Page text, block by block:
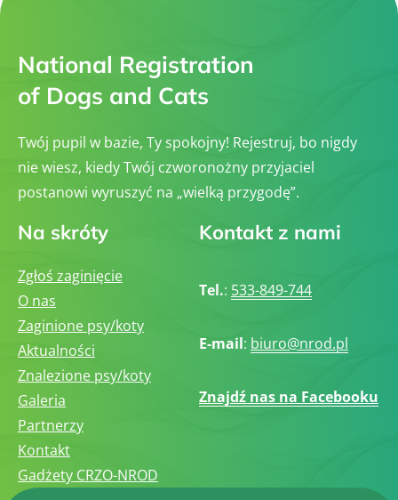
National Registration
of Dogs and Cats
Twój pupil w bazie, Ty spokojny! Rejestruj, bo nigdy
nie wiesz, kiedy Twój czworonożny przyjaciel
postanowi wyruszyć na „wielką przygodę”.
Na skróty
Zgłoś zaginięcie
O nas
Zaginione psy/koty
Aktualności
Znalezione psy/koty
Galeria
Partnerzy
Kontakt
Gadżety CRZO-NROD
Kontakt z nami
Tel.: 533-849-744
E-mail: biuro@nrod.pl
Znajdź nas na Facebooku